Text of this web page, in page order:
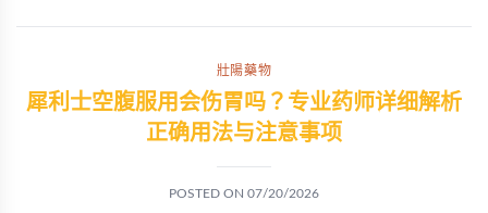
壯陽藥物
犀利士空腹服用会伤胃吗？专业药师详细解析
正确用法与注意事项
POSTED ON 07/20/2026